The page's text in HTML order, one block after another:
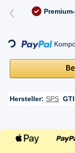
‹
Loading...
Hersteller: SPS